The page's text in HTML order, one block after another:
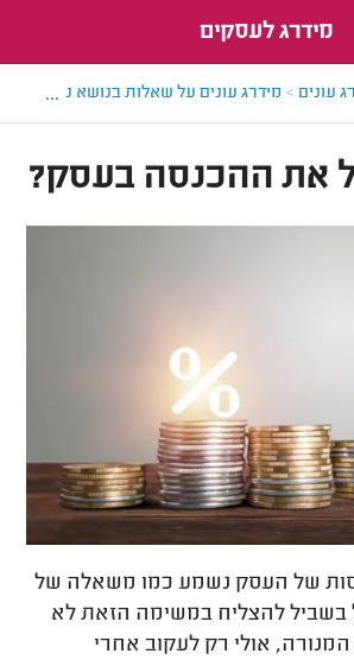
מידרג לעסקים
עונים > מידרג עונים על שאלות בנושא ניהול
...
את ההכנסה בעסק?
של העסק נשמע כמו משאלה של
בשביל להצליח במשימה הזאת לא
אולי רק לעקוב אחרי